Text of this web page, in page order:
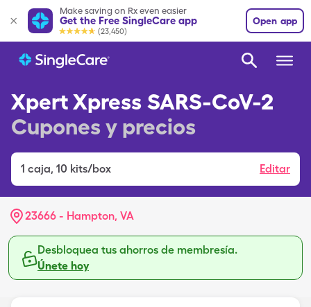
Make saving on Rx even easier
Get the Free SingleCare app
(23,450)
Open app
Xpert Xpress SARS-CoV-2
Cupones y precios
1 caja, 10 kits/box Editar
23666 - Hampton, VA
Desbloquea tus ahorros de membresía.
Únete hoy